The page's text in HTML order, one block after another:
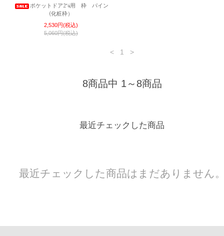
ポケットドア2*4用 枠 パイン
(化粧枠）
2,530円(税込)
5,060円(税込)
< 1 >
8商品中 1～8商品
最近チェックした商品
最近チェックした商品はまだありません